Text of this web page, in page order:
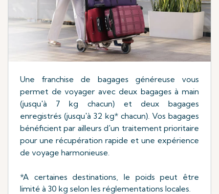
Une franchise de bagages généreuse vous
permet de voyager avec deux bagages à main
(jusqu'à 7 kg chacun) et deux bagages
enregistrés (jusqu'à 32 kg* chacun). Vos bagages
bénéficient par ailleurs d'un traitement prioritaire
pour une récupération rapide et une expérience
de voyage harmonieuse.
*A certaines destinations, le poids peut être
limité à 30 kg selon les réglementations locales.